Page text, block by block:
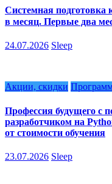
Системная
в месяц. Первые два
24.07.2026 Sleep
Акции, скидки
Профессия будущего с
разработчиком на
от стоимости обучения
23.07.2026 Sleep